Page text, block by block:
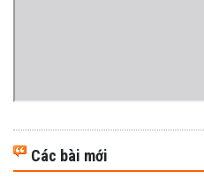
Các bài mới